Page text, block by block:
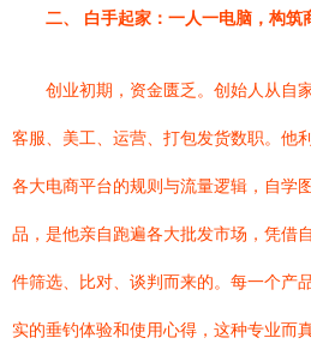
二、 白手起家：一人一电脑，构筑
创业初期，资金匮乏。创始人从自
客服、美工、运营、打包发货数职。他
各大电商平台的规则与流量逻辑，自学
品，是他亲自跑遍各大批发市场，凭借
件筛选、比对、谈判而来的。每一个产
实的垂钓体验和使用心得，这种专业而